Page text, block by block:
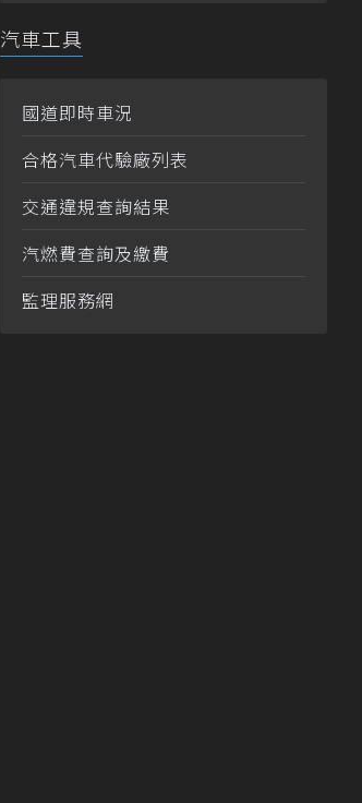
汽車工具
國道即時車況
合格汽車代驗廠列表
交通違規查詢結果
汽燃費查詢及繳費
監理服務網